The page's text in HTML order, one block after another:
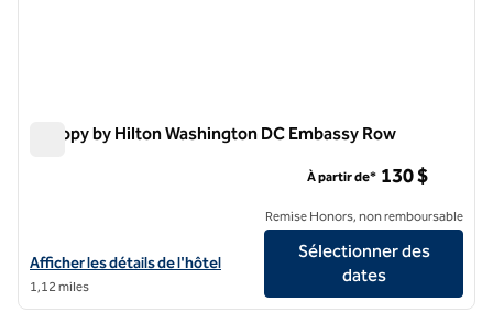
Canopy by Hilton Washington DC Embassy Row
Afficher les détails de l'hôtel Canopy by Hilton Washington DC
Afficher les détails de l'hôtel
1,12 miles
À partir de* 130 $
Remise Honors, non remboursable
Sélectionner des
dates
1/12